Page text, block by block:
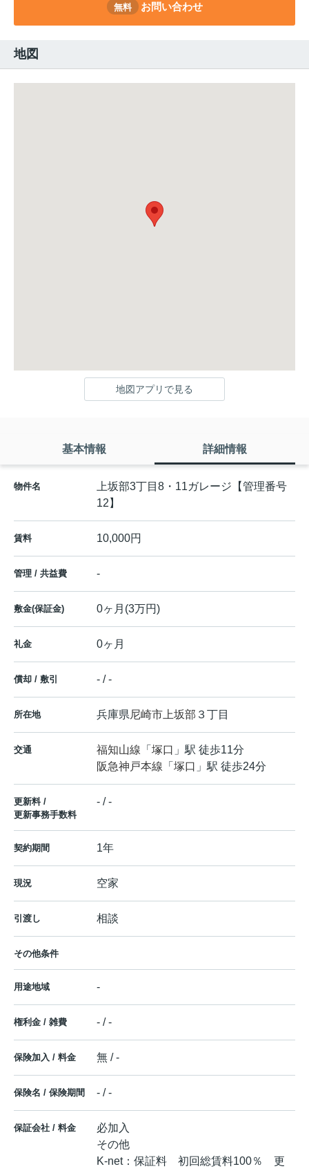
無料 お問い合わせ
地図
地図アプリで見る
基本情報 詳細情報
物件名
上坂部3丁目8・11ガレージ【管理番号
12】
賃料 10,000円
管理 / 共益費 -
敷金(保証金) 0ヶ月(3万円)
礼金 0ヶ月
償却 / 敷引 - / -
所在地 兵庫県尼崎市上坂部 ３丁目
交通 福知山線 「 塚口 」駅 徒歩11分
阪急神戸本線 「 塚口 」駅 徒歩24分
更新料 /
更新事務手数料
- / -
契約期間 1年
現況 空家
引渡し 相談
その他条件
用途地域 -
権利金 / 雑費 - / -
保険加入 / 料金 無 / -
保険名 / 保険期間 - / -
保証会社 / 料金
必加入
その他
K-net：保証料 初回総賃料100％ 更